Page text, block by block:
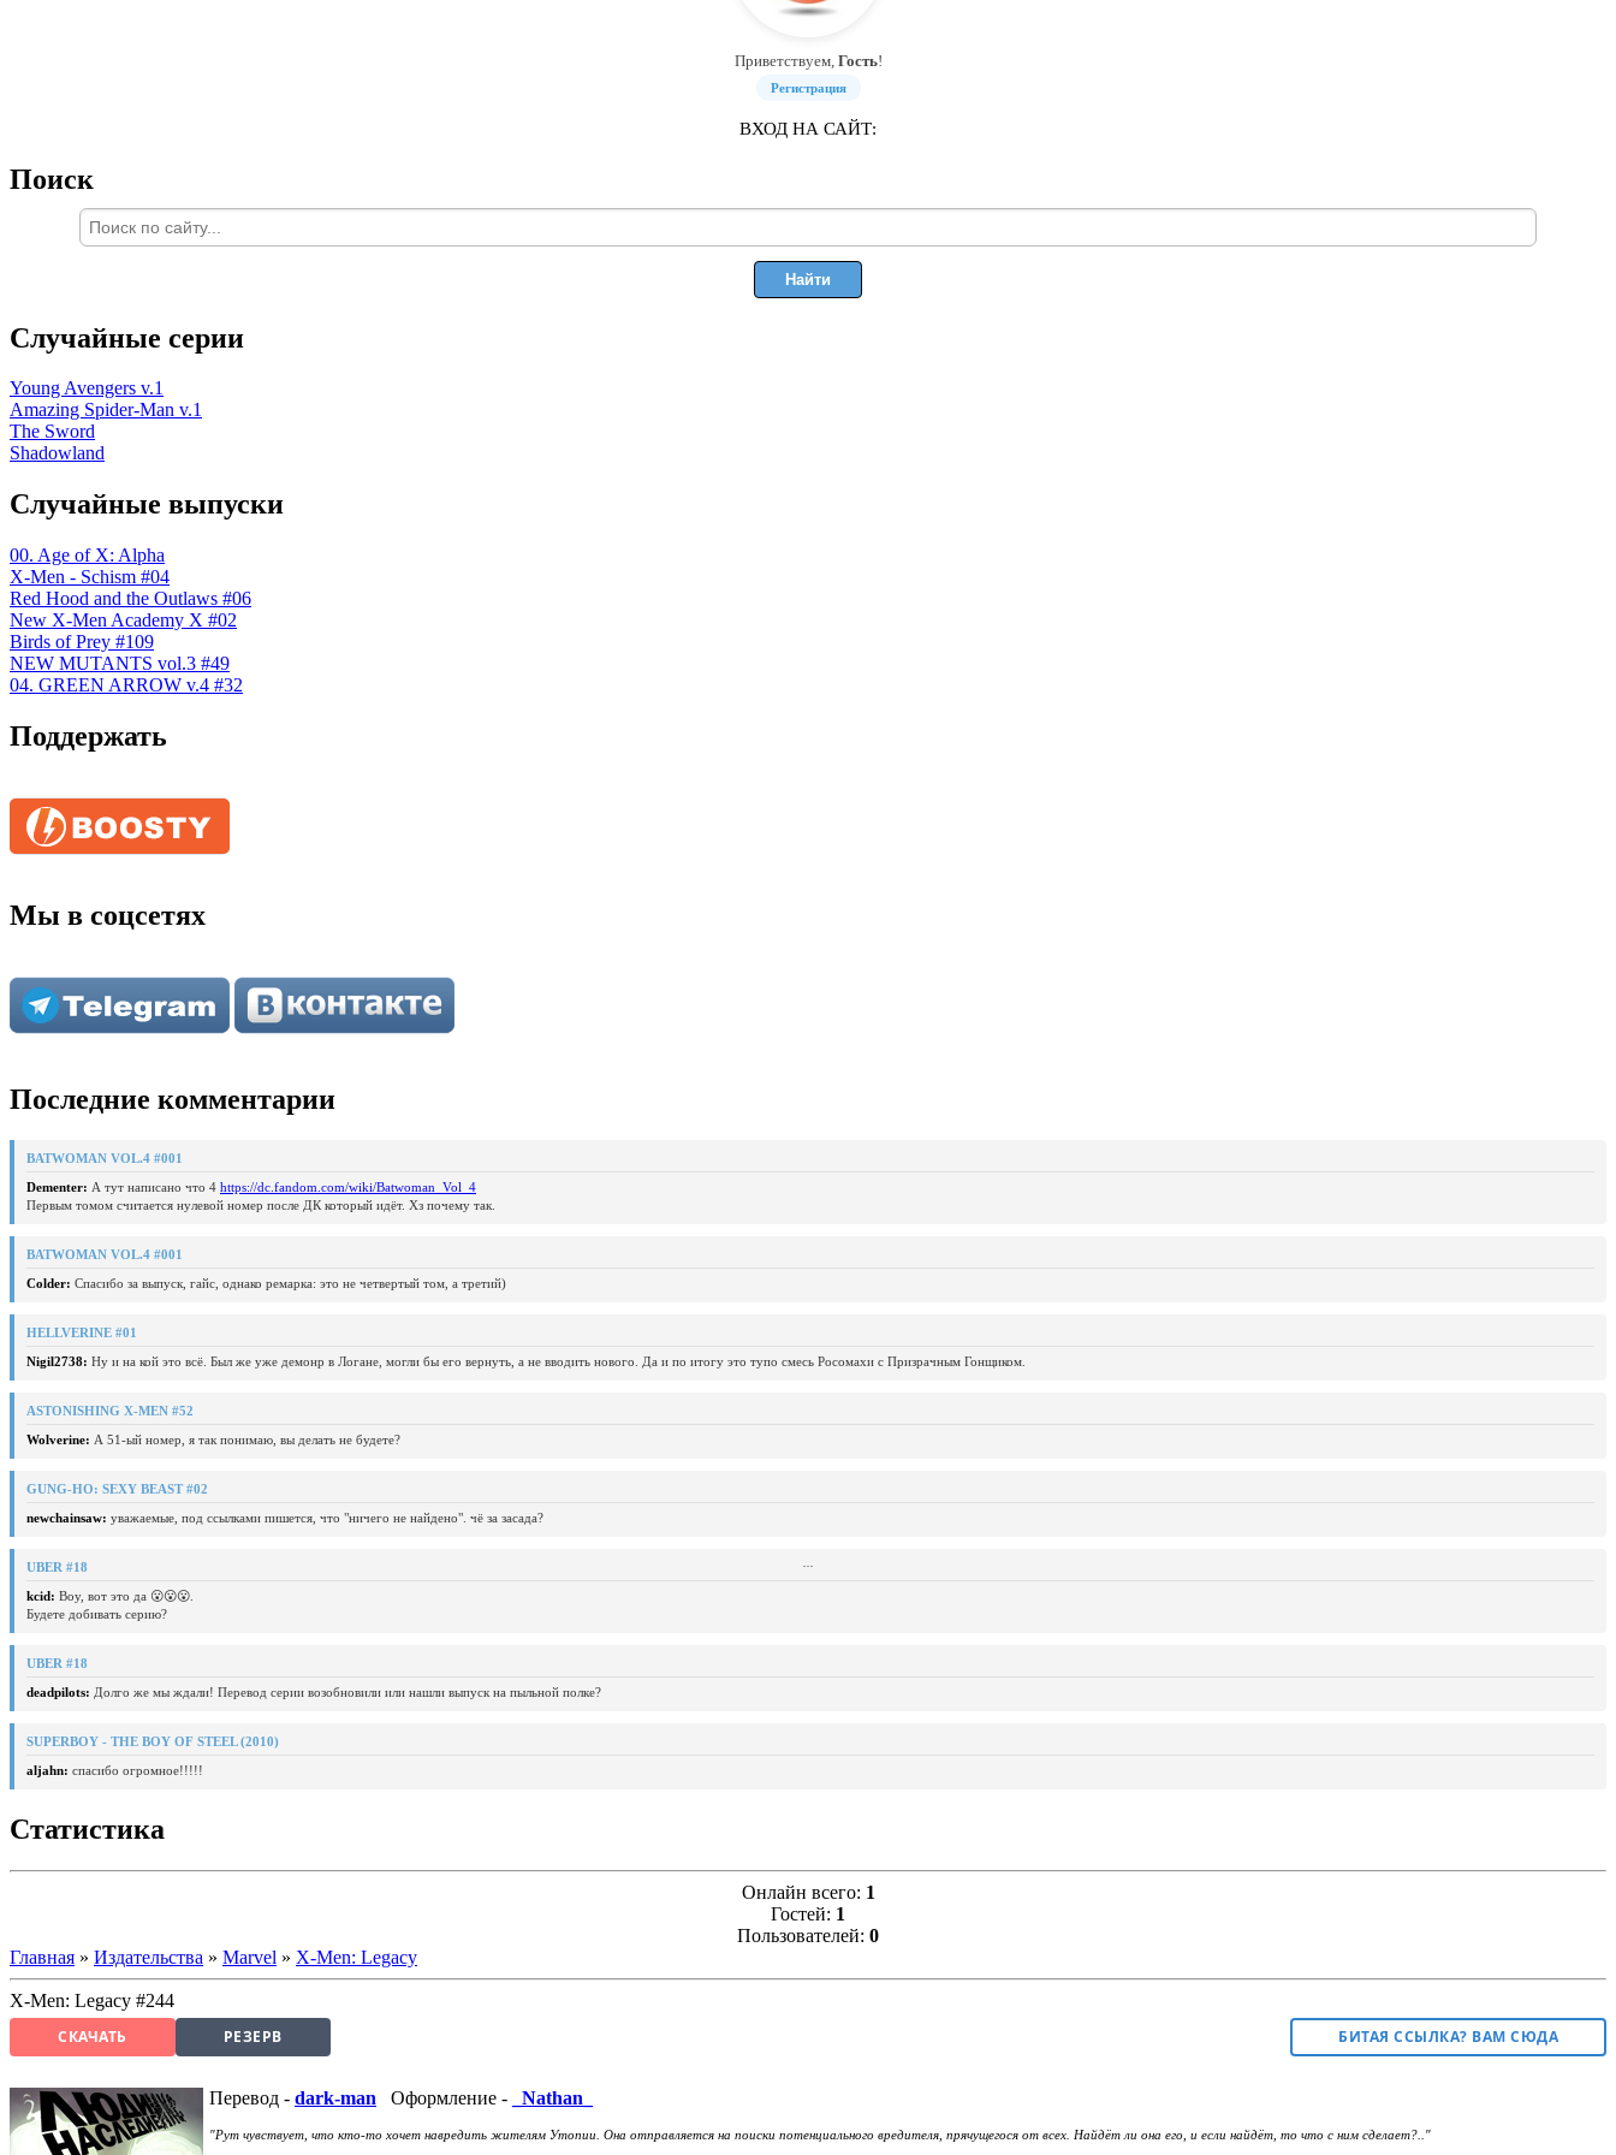
Приветствуем, Гость!
Регистрация
ВХОД НА САЙТ:
Поиск
Случайные серии
Young Avengers v.1
Amazing Spider-Man v.1
The Sword
Shadowland
Случайные выпуски
00. Age of X: Alpha
X-Men - Schism #04
Red Hood and the Outlaws #06
New X-Men Academy X #02
Birds of Prey #109
NEW MUTANTS vol.3 #49
04. GREEN ARROW v.4 #32
Поддержать
Мы в соцсетях
Последние комментарии
BATWOMAN VOL.4 #001
Dementer: А тут написано что 4 https://dc.fandom.com/wiki/Batwoman_Vol_4
Первым томом считается нулевой номер после ДК который идёт. Хз почему так.
BATWOMAN VOL.4 #001
Colder: Спасибо за выпуск, гайс, однако ремарка: это не четвертый том, а третий)
HELLVERINE #01
Nigil2738: Ну и на кой это всё. Был же уже демонр в Логане, могли бы его вернуть, а не вводить нового. Да и по итогу это тупо смесь Росомахи с Призрачным Гонщиком.
ASTONISHING X-MEN #52
Wolverine: А 51-ый номер, я так понимаю, вы делать не будете?
GUNG-HO: SEXY BEAST #02
newchainsaw: уважаемые, под ссылками пишется, что "ничего не найдено". чё за засада?
UBER #18
kcid: Воу, вот это да 😮😮😮.
Будете добивать серию?
UBER #18
deadpilots: Долго же мы ждали! Перевод серии возобновили или нашли выпуск на пыльной полке?
SUPERBOY - THE BOY OF STEEL (2010)
aljahn: спасибо огромное!!!!!
Статистика
Онлайн всего: 1
Гостей: 1
Пользователей: 0
Главная » Издательства » Marvel » X-Men: Legacy
X-Men: Legacy #244
СКАЧАТЬ
РЕЗЕРВ БИТАЯ ССЫЛКА? ВАМ СЮДА
Перевод - dark-man Оформление - _Nathan_
"Рут чувствует, что кто-то хочет навредить жителям Утопии. Она отправляется на поиски потенциального вредителя, прячущегося от всех. Найдёт ли она его, и если найдёт, то что с ним сделает?.."